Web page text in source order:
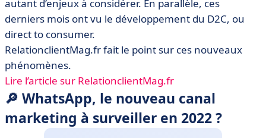
autant d’enjeux à considérer. En parallèle, ces
derniers mois ont vu le développement du D2C, ou
direct to consumer.
RelationclientMag.fr fait le point sur ces nouveaux
phénomènes.
Lire l’article sur RelationclientMag.fr
🔎 WhatsApp, le nouveau canal
marketing à surveiller en 2022 ?